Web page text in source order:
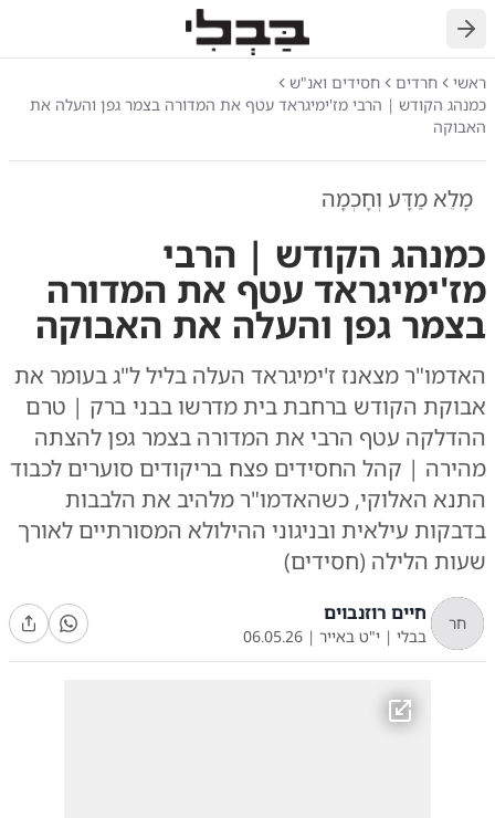
חזרה
ראשי חרדים
חסידים ואנ"ש
כמנהג הקודש | הרבי מז'ימיגראד עטף את המדורה בצמר גפן והעלה את
האבוקה
מָלֵא מַדָּע וְחָכְמָה
כמנהג הקודש | הרבי
מז'ימיגראד עטף את המדורה
בצמר גפן והעלה את האבוקה
האדמו"ר מצאנז ז'ימיגראד העלה בליל ל"ג בעומר את
אבוקת הקודש ברחבת בית מדרשו בבני ברק | טרם
ההדלקה עטף הרבי את המדורה בצמר גפן להצתה
מהירה | קהל החסידים פצח בריקודים סוערים לכבוד
התנא האלוקי, כשהאדמו"ר מלהיב את הלבבות
בדבקות עילאית ובניגוני ההילולא המסורתיים לאורך
שעות הלילה (חסידים)
חר חיים רוזנבוים
בבלי | י"ט באייר |
06.05.26